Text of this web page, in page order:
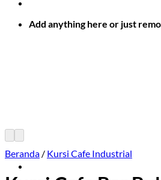
Add anything here or just
Beranda / Kursi Cafe Industrial